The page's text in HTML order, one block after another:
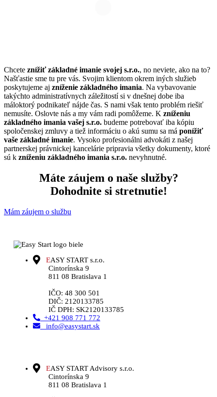
Chcete znížiť základné imanie svojej s.r.o., no neviete, ako na to?
Našťastie sme tu pre vás. Svojim klientom okrem iných služieb
poskytujeme aj zníženie základného imania. Na vybavovanie
takýchto administratívnych záležitostí si v dnešnej dobe iba
máloktorý podnikateľ nájde čas. S nami však tento problém riešiť
nemusíte. Oslovte nás a my vám radi pomôžeme. K zníženiu
základného imania vašej s.r.o. budeme potrebovať iba kópiu
spoločenskej zmluvy a tiež informáciu o akú sumu sa má ponížiť
vaše základné imanie. Vysoko profesionálni advokáti z našej
partnerskej právnickej kancelárie pripravia všetky dokumenty, ktoré
sú k zníženiu základného imania s.r.o. nevyhnutné.
Máte záujem o naše služby?
Dohodnite si stretnutie!
Mám záujem o službu
EASY START s.r.o.
Cintorínska 9
811 08 Bratislava 1
IČO: 48 300 501
DIČ: 2120133785
IČ DPH: SK2120133785
+421 908 771 772
info@easystart.sk
EASY START Advisory s.r.o.
Cintorínska 9
811 08 Bratislava 1